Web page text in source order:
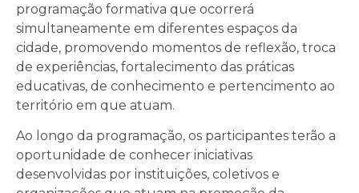
programação formativa que ocorrerá
simultaneamente em diferentes espaços da
cidade, promovendo momentos de reflexão, troca
de experiências, fortalecimento das práticas
educativas, de conhecimento e pertencimento ao
território em que atuam.
Ao longo da programação, os participantes terão a
oportunidade de conhecer iniciativas
desenvolvidas por instituições, coletivos e